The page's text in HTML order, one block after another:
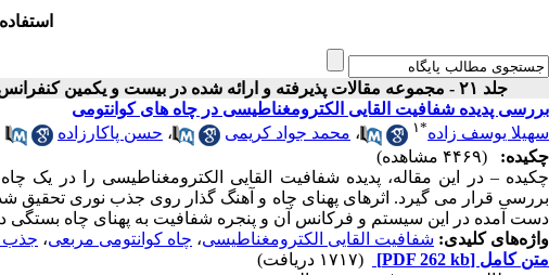
جلد ۲۱ - مجموعه مقالات پذیرفته و ارائه شده در بیست و یکمین کنفرانس اپتیک و فوتونیک ایران
بررسی پدیده شفافیت القایی الکترومغناطیسی در چاه های کوانتومی
سهیلا یوسف زاده*۱ ، محمد جواد کریمی ، حسن پاکارزاده
چکیده:
(۴۴۶۹ مشاهده)
بررسی قرار می گیرد. اثرهای پهنای چاه و آهنگ گذار روی جذب نوری تحقیق
دست آمده در این سیستم و فرکانس آن و پنجره شفافیت به پهنای چاه بستگی
واژه‌های کلیدی: شفافیت القایی الکترومغناطیسی، چاه کوانتومی مربعی، جذب
متن کامل [PDF 262 kb]
(۱۷۱۷ دریافت)